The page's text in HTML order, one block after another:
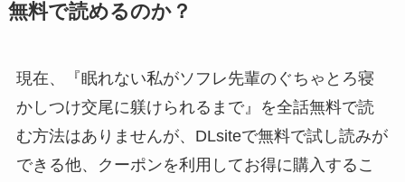
無料で読めるのか？
現在、『眠れない私がソフレ先輩のぐちゃとろ寝
かしつけ交尾に躾けられるまで』を全話無料で読
む方法はありませんが、DLsiteで無料で試し読みが
できる他、
クーポンを利用してお得に購入するこ